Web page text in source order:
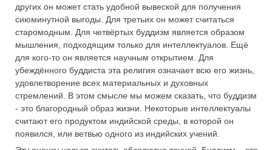
других он может стать удобной вывеской для получения
сиюминутной выгоды. Для третьих он может считаться
старомодным. Для четвёртых буддизм является образом
мышления, подходящим только для интеллектуалов. Ещё
для кого-то он является научным открытием. Для
убеждённого буддиста эта религия означает всю его жизнь,
удовлетворение всех материальных и духовных
стремлений. В этом смысле мы можем сказать, что буддизм
- это благородный образ жизни. Некоторые интеллектуалы
считают его продуктом индийской среды, в которой он
появился, или ветвью одного из индийских учений.